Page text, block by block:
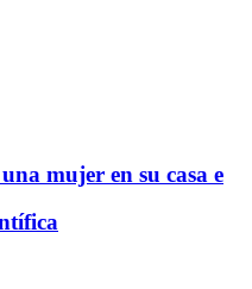
mujer en su casa e